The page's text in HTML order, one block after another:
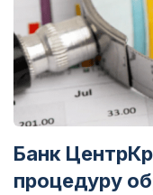
Банк
процедуру